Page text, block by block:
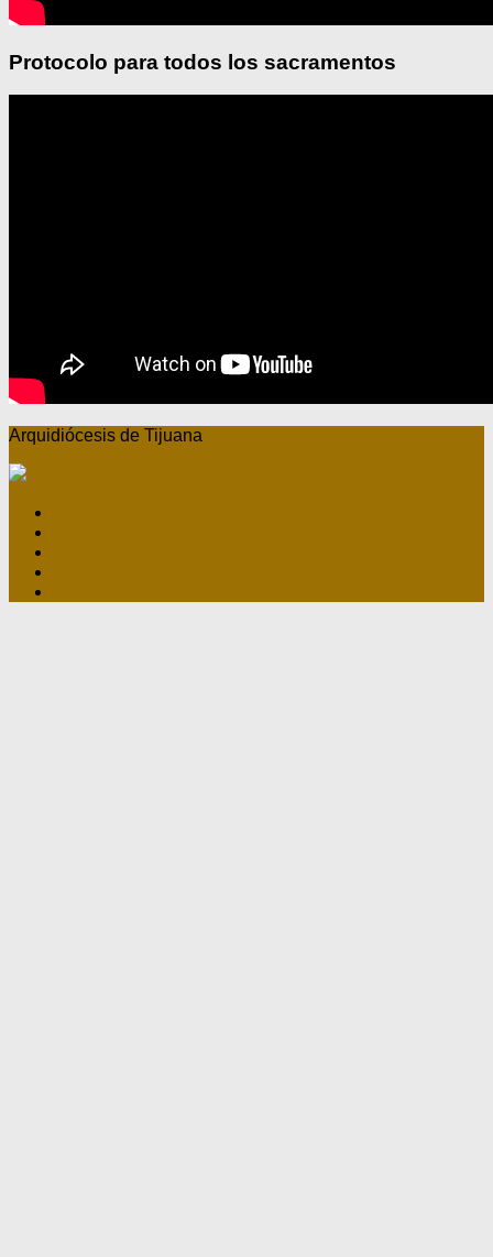
Protocolo para todos los sacramentos
Arquidiócesis de Tijuana